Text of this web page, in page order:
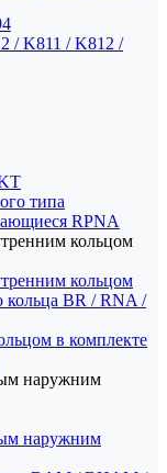
/ K811 / K812 /
типа
RPNA
кольцом
кольцом
кольца BR / RNA /
в комплекте
наружним
наружним